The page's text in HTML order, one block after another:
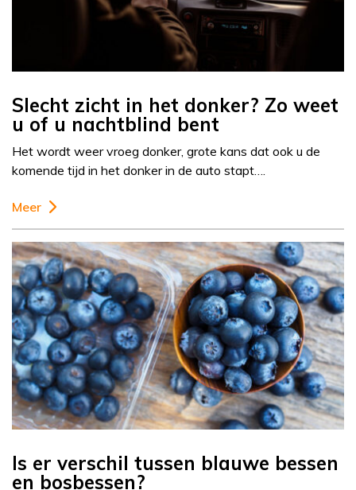
Slecht zicht in het donker? Zo weet
u of u nachtblind bent
Het wordt weer vroeg donker, grote kans dat ook u de
komende tijd in het donker in de auto stapt….
Meer
Is er verschil tussen blauwe bessen
en bosbessen?